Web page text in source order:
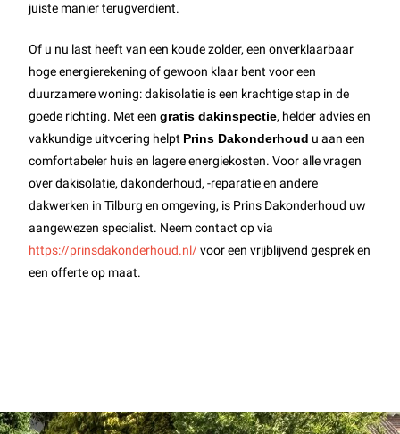
juiste manier terugverdient.
Of u nu last heeft van een koude zolder, een onverklaarbaar
hoge energierekening of gewoon klaar bent voor een
duurzamere woning: dakisolatie is een krachtige stap in de
goede richting. Met eengratis dakinspectie, helder advies en
vakkundige uitvoering helpt Prins Dakonderhoud u aan een
comfortabeler huis en lagere energiekosten. Voor alle vragen
over dakisolatie, dakonderhoud, -reparatie en andere
dakwerken in Tilburg en omgeving, is Prins Dakonderhoud uw
aangewezen specialist. Neem contact op via
https://prinsdakonderhoud.nl/voor een vrijblijvend gesprek en
een offerte op maat.